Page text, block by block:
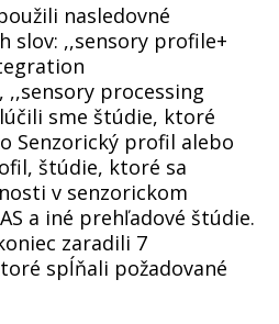
nasledovné
slov: ,,sensory profile+
,,sensory processing
sme štúdie, ktoré
Senzorický profil alebo
štúdie, ktoré sa
v senzorickom
a iné prehľadové štúdie.
zaradili 7
spĺňali požadované